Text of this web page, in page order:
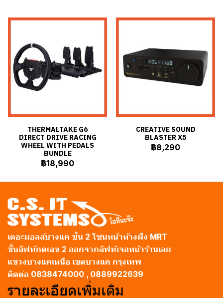
THERMALTAKE G6
DIRECT DRIVE RACING
WHEEL WITH PEDALS
BUNDLE
฿18,990
CREATIVE SOUND
BLASTER X5
฿8,290
เดอะมอลล์บางแค ชั้น 2 โซนหน้าห้างฝั่ง MRT
ขึ้นลิฟท์กดเลข 2 ออกจากลิฟท์เจอหน้าร้านเลย
แขวงบางแคเหนือ เขตบางแค กรุงเทพ
ติดต่อ 0838474000 , 0889922639
รายละเอียดเพิ่มเติม